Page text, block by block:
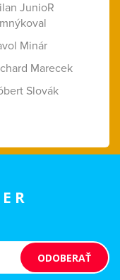
JunioR
Minár
Marecek
Slovák